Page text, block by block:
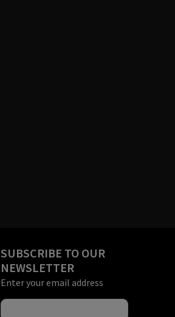
SUBSCRIBE TO OUR
NEWSLETTER
Enter your email address